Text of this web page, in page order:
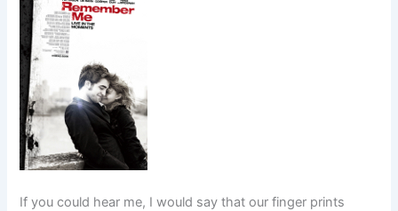
If you could hear me, I would say that our finger prints